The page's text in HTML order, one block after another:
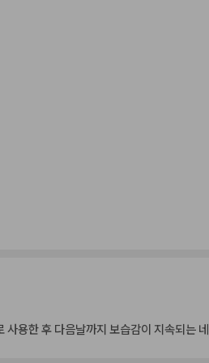
사용한 후 다음날까지 보습감이 지속되는